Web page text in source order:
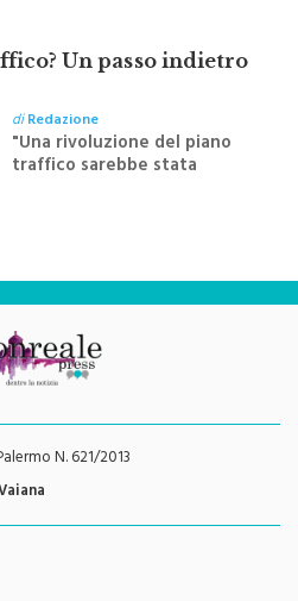
Un passo indietro
diRedazione
"Una rivoluzione del piano
N. 621/2013